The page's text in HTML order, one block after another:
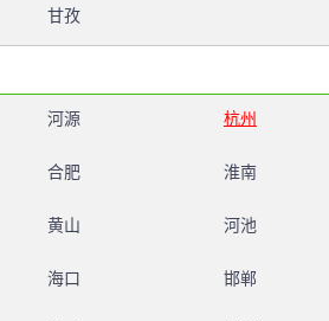
甘孜
河源 杭州
合肥 淮南
黄山 河池
海口 邯郸